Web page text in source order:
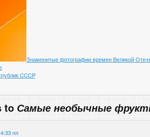
Знаменитые фотографии времен Великой
CCCP
to Самые необычные
пп